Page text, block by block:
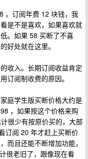
，订阅年费 12 块钱，我
是不是喜欢，如果喜欢就
。如果 58 买断了不喜
好处就在这里。
收入。长期订阅收益肯定
订阅制收费的原因。
庭学生版买断价格大约是
，如果按这个价格来购
很少有按原价买的，大部
订阅 20 年才赶上买断价
而且还能不断增加功能，
很老旧了，跟像现在看